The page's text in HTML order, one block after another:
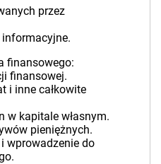
przez
finansowego:
finansowej.
i inne całkowite
w kapitale własnym.
pieniężnych.
wprowadzenie do